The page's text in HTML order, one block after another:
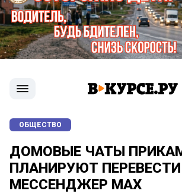
ОБЩЕСТВО
ДОМОВЫЕ ЧАТЫ
ПЛАНИРУЮТ
МЕССЕНДЖЕР MAX